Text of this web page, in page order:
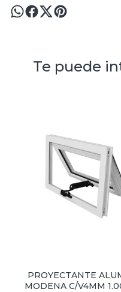
Te puede
PROYECTANTE
MODENA C/V4MM